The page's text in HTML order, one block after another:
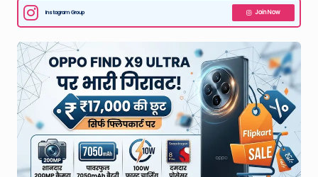
e
st
W
e
a
t
h
Instagram Group Join Now